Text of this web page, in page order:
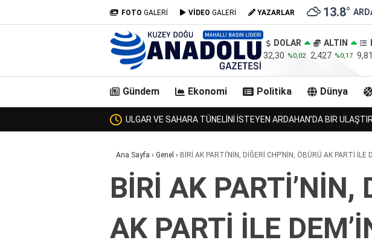
FOTO GALERİ VİDEO GALERİ YAZARLAR 13.8°
DOLAR
32,30 %0,02
ALTIN
2,427 %0,17
Gündem Ekonomi Politika Dünya
ZURMAL’IN 7 TOSNUNU BULAN JANDARMA, URLULARIN 13
Ana Sayfa › Genel › BİRİ AK PARTİ’NİN, DİĞERİ CHP’NİN, ÖBÜRÜ AK PARTİ
BİRİ AK PARTİ’NİN,
AK PARTİ İLE